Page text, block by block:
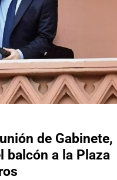
de Gabinete,
balcón a la Plaza